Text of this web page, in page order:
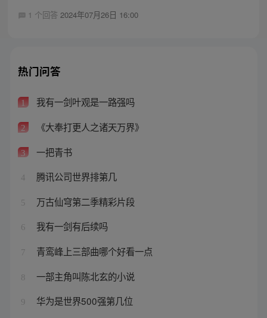
1 个回答 2024年07月26日 16:00
热门问答
1 我有一剑叶观是一路强吗
2 《大奉打更人之诸天万界》
3 一把青书
4 腾讯公司世界排第几
5 万古仙穹第二季精彩片段
6 我有一剑有后续吗
7 青鸾峰上三部曲哪个好看一点
8 一部主角叫陈北玄的小说
9 华为是世界500强第几位